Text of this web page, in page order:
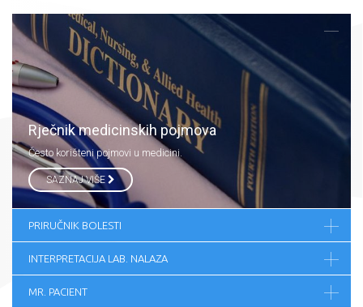
Rječnik medicinskih pojmova
Često korišteni pojmovi u medicini.
SAZNAJ VIŠE
PRIRUČNIK BOLESTI
INTERPRETACIJA LAB. NALAZA
MR. PACIENT